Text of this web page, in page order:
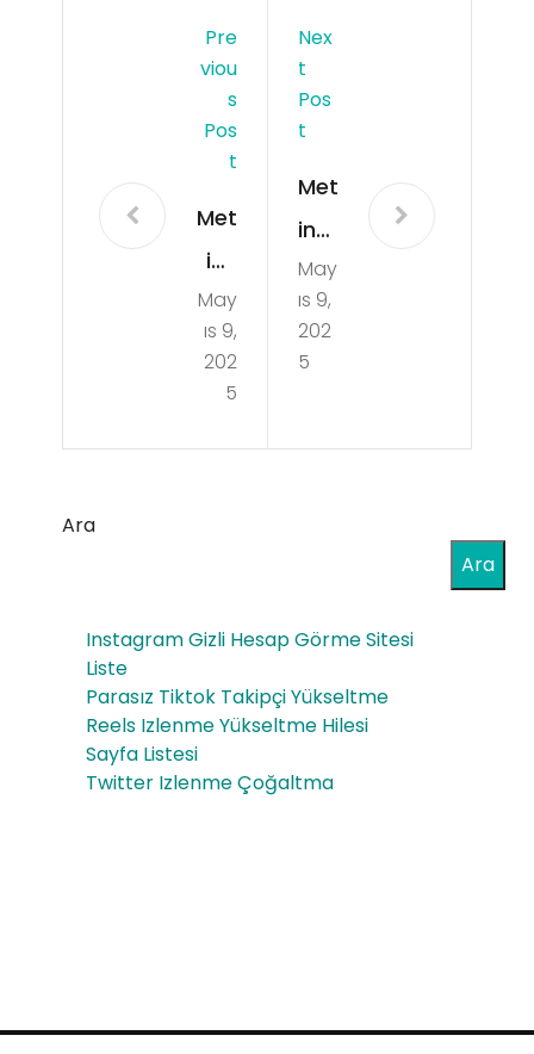
Pre
Viou
S
Pos
T
Met
in2
Pvp
Sun
ucu
PvP
Mo
dla
rı
May
ıs 9,
202
5
Nex
T
Pos
T
Met
in2
Pvp
Ser
ver
PvP
anıl
ak
May
ıs 9,
202
5
Ara
Ara
Instagram Gizli Hesap Görme Sitesi
Liste
Parasız Tiktok Takipçi Yükseltme
Reels Izlenme Yükseltme Hilesi
Sayfa Listesi
Twitter Izlenme Çoğaltma